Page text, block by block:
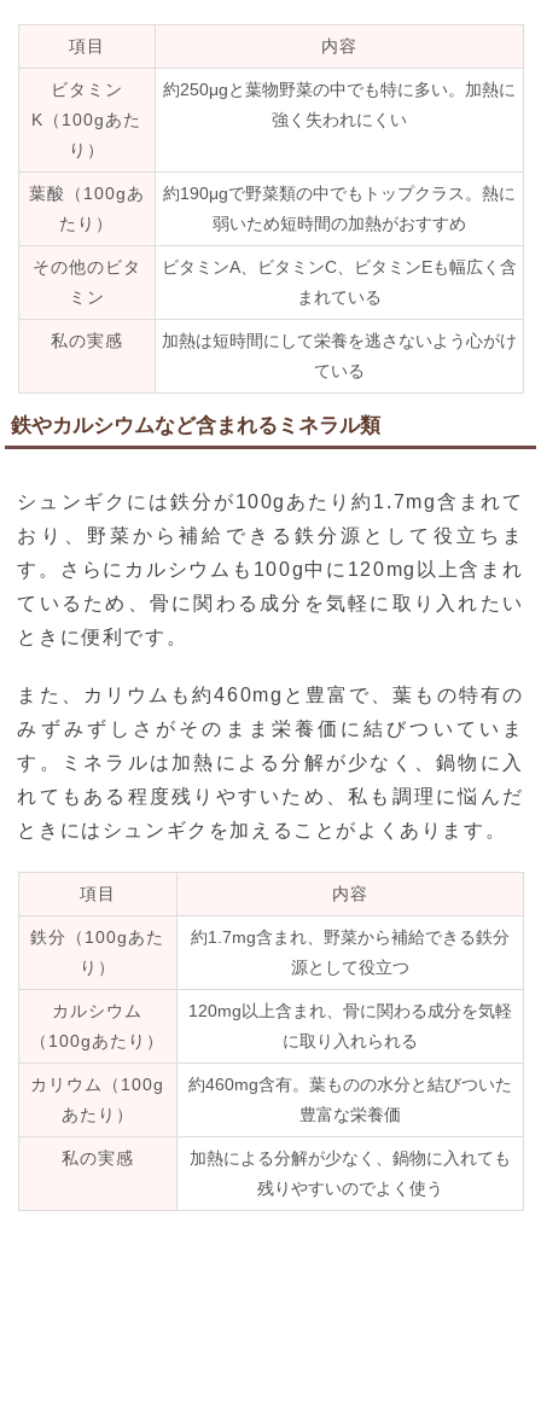
項目 内容
ビタミン
K（100gあた
り）
約250μgと葉物野菜の中でも特に多い。加熱に
強く失われにくい
葉酸（100gあ
たり）
約190μgで野菜類の中でもトップクラス。熱に
弱いため短時間の加熱がおすすめ
その他のビタ
ミン
ビタミンA、ビタミンC、ビタミンEも幅広く含
まれている
私の実感
加熱は短時間にして栄養を逃さないよう心がけ
ている
鉄やカルシウムなど含まれるミネラル類
シュンギクには鉄分が100gあたり約1.7mg含まれて
おり、野菜から補給できる鉄分源として役立ちま
す。さらにカルシウムも100g中に120mg以上含まれ
ているため、骨に関わる成分を気軽に取り入れたい
ときに便利です。
また、カリウムも約460mgと豊富で、葉もの特有の
みずみずしさがそのまま栄養価に結びついていま
す。ミネラルは加熱による分解が少なく、鍋物に入
れてもある程度残りやすいため、私も調理に悩んだ
ときにはシュンギクを加えることがよくあります。
項目 内容
鉄分（100gあた
り）
約1.7mg含まれ、野菜から補給できる鉄分
源として役立つ
カルシウム
（100gあたり）
120mg以上含まれ、骨に関わる成分を気軽
に取り入れられる
カリウム（100g
あたり）
約460mg含有。葉ものの水分と結びついた
豊富な栄養価
私の実感
加熱による分解が少なく、鍋物に入れても
残りやすいのでよく使う